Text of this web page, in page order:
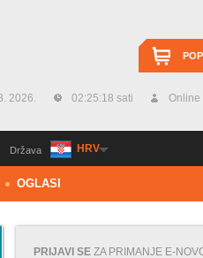
2026. 02:25:19 sati Online
HRV
Država
OGLASI
PRIJAVI SEZA PRIMANJE E-